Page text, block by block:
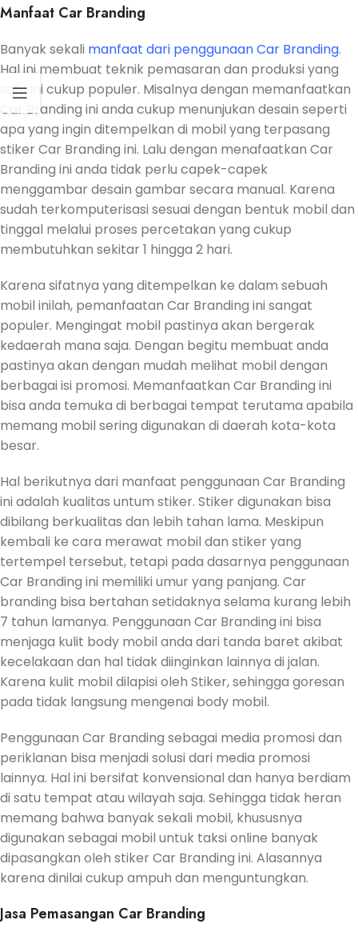
Manfaat Car Branding
Banyak sekali manfaat dari penggunaan Car Branding.
Hal ini membuat teknik pemasaran dan produksi yang
satu ini cukup populer. Misalnya dengan memanfaatkan
Car Branding ini anda cukup menunjukan desain seperti
apa yang ingin ditempelkan di mobil yang terpasang
stiker Car Branding ini. Lalu dengan menafaatkan Car
Branding ini anda tidak perlu capek-capek
menggambar desain gambar secara manual. Karena
sudah terkomputerisasi sesuai dengan bentuk mobil dan
tinggal melalui proses percetakan yang cukup
membutuhkan sekitar 1 hingga 2 hari.
Karena sifatnya yang ditempelkan ke dalam sebuah
mobil inilah, pemanfaatan Car Branding ini sangat
populer. Mengingat mobil pastinya akan bergerak
kedaerah mana saja. Dengan begitu membuat anda
pastinya akan dengan mudah melihat mobil dengan
berbagai isi promosi. Memanfaatkan Car Branding ini
bisa anda temuka di berbagai tempat terutama apabila
memang mobil sering digunakan di daerah kota-kota
besar.
Hal berikutnya dari manfaat penggunaan Car Branding
ini adalah kualitas untum stiker. Stiker digunakan bisa
dibilang berkualitas dan lebih tahan lama. Meskipun
kembali ke cara merawat mobil dan stiker yang
tertempel tersebut, tetapi pada dasarnya penggunaan
Car Branding ini memiliki umur yang panjang. Car
branding bisa bertahan setidaknya selama kurang lebih
7 tahun lamanya. Penggunaan Car Branding ini bisa
menjaga kulit body mobil anda dari tanda baret akibat
kecelakaan dan hal tidak diinginkan lainnya di jalan.
Karena kulit mobil dilapisi oleh Stiker, sehingga goresan
pada tidak langsung mengenai body mobil.
Penggunaan Car Branding sebagai media promosi dan
periklanan bisa menjadi solusi dari media promosi
lainnya. Hal ini bersifat konvensional dan hanya berdiam
di satu tempat atau wilayah saja. Sehingga tidak heran
memang bahwa banyak sekali mobil, khususnya
digunakan sebagai mobil untuk taksi online banyak
dipasangkan oleh stiker Car Branding ini. Alasannya
karena dinilai cukup ampuh dan menguntungkan.
Jasa Pemasangan Car Branding